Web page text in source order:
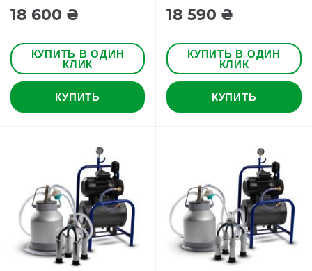
18 600 ₴
КУПИТЬ В ОДИН
КЛИК
КУПИТЬ
18 590 ₴
КУПИТЬ В ОДИН
КЛИК
КУПИТЬ